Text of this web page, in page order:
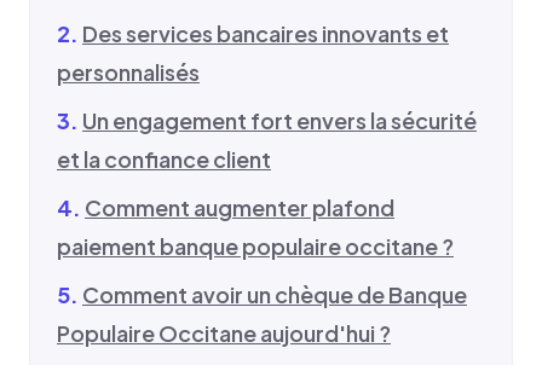
Des services bancaires innovants et
personnalisés
Un engagement fort envers la sécurité
et la confiance client
Comment augmenter plafond
paiement banque populaire occitane ?
Comment avoir un chèque de Banque
Populaire Occitane aujourd'hui ?